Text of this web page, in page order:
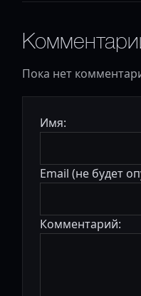
Пока нет
Имя:
Email (не будет
Комментарий: